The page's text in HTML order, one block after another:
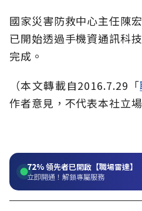
國家災害防救中心主任陳
已開始透過手機資通訊科
完成。
（本文轉載自2016.7.29「
作者意見，不代表本社立場
72%領先者已開啟【職場雷達】
立即開通！解鎖專屬服務